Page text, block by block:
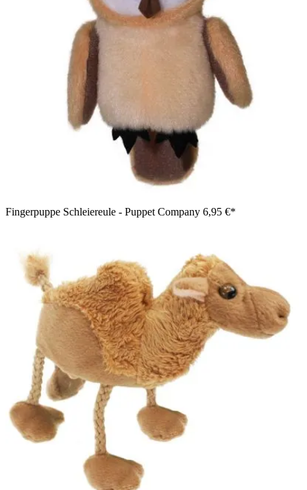
Fingerpuppe Schleiereule - Puppet Company 6,95 €*